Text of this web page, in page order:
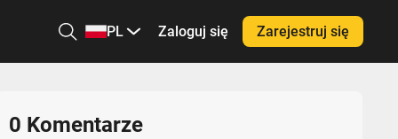
PL Zaloguj się Zarejestruj się
0 Komentarze